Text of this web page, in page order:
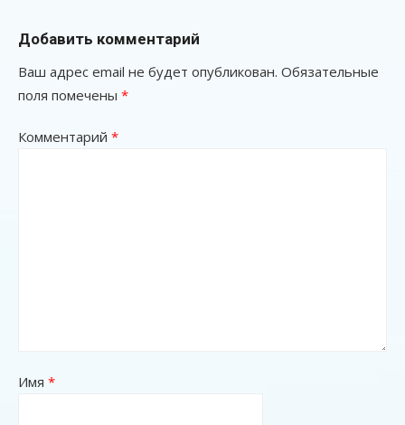
Добавить комментарий
Ваш адрес email не будет опубликован. Обязательные
поля помечены *
Комментарий *
Имя *